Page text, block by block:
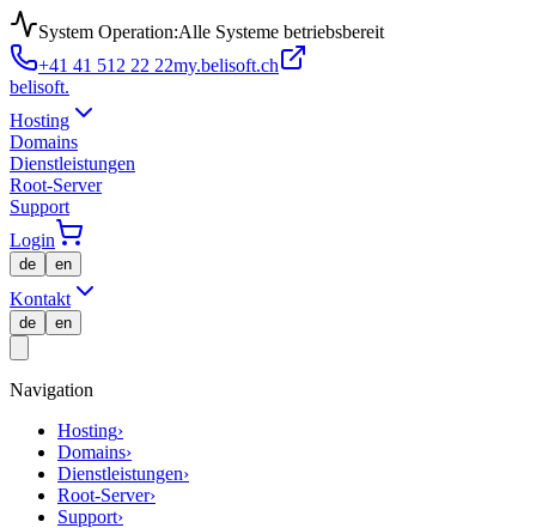
System Operation:Alle Systeme betriebsbereit
+41 41 512 22 22my.belisoft.ch
belisoft.
Hosting
Domains
Dienstleistungen
Root-Server
Support
Login
de en
Kontakt
de en
Navigation
Hosting›
Domains›
Dienstleistungen›
Root-Server›
Support›